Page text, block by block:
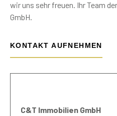
wir uns sehr freuen. Ihr Team
GmbH.
KONTAKT AUFNEHMEN
C&T Immobilien GmbH